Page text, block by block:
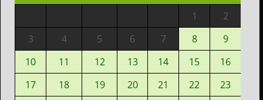
1
2
3
4 5 6 7 8
9
10
11 12 13 14 15
16
17
18 19 20 21 22
23